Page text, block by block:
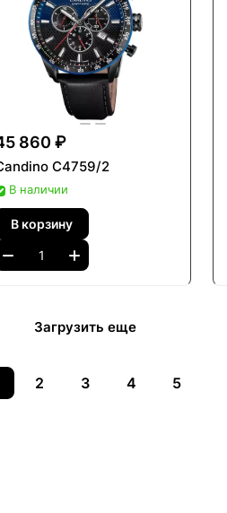
860 ₽
C4759/2
В наличии
В корзину
Загрузить еще
2 3 4 5